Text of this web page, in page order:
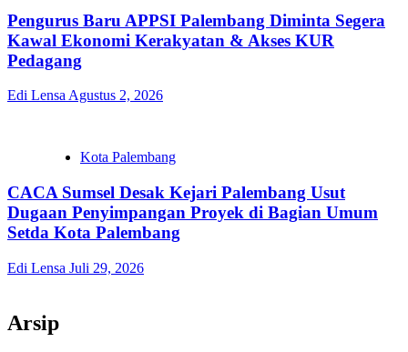
Pengurus Baru APPSI Palembang Diminta Segera
Kawal Ekonomi Kerakyatan & Akses KUR
Pedagang
Edi Lensa Agustus 2, 2026
Kota Palembang
CACA Sumsel Desak Kejari Palembang Usut
Dugaan Penyimpangan Proyek di Bagian Umum
Setda Kota Palembang
Edi Lensa Juli 29, 2026
Arsip